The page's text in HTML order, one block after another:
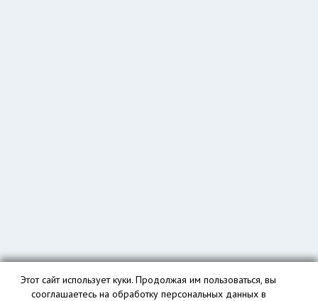
Этот сайт использует куки. Продолжая им пользоваться, вы
сооглашаетесь на обработку персональных данных в